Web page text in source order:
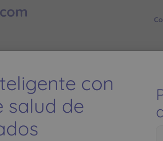
DIATRECNON -
con
salud de